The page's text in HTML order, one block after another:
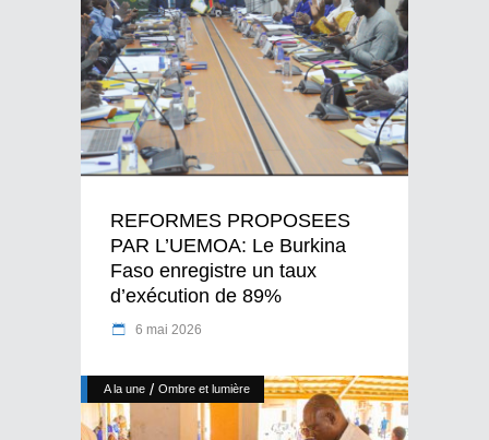
REFORMES PROPOSEES
PAR L’UEMOA: Le Burkina
Faso enregistre un taux
d’exécution de 89%
6 mai 2026
A la une / Ombre et lumière